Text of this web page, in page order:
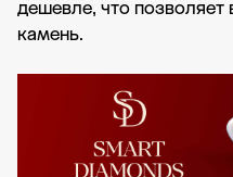
дешевле, что
камень.